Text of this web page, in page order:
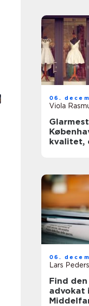
06.
Viola
kvalitet,
06.
Lars
Find
advokat i